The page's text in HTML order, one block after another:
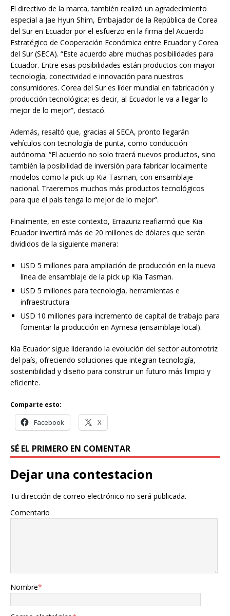
El directivo de la marca, también realizó un agradecimiento
especial a Jae Hyun Shim, Embajador de la República de Corea
del Sur en Ecuador por el esfuerzo en la firma del Acuerdo
Estratégico de Cooperación Económica entre Ecuador y Corea
del Sur (SECA). “Este acuerdo abre muchas posibilidades para
Ecuador. Entre esas posibilidades están productos con mayor
tecnología, conectividad e innovación para nuestros
consumidores. Corea del Sur es líder mundial en fabricación y
producción tecnológica; es decir, al Ecuador le va a llegar lo
mejor de lo mejor”, destacó.
Además, resaltó que, gracias al SECA, pronto llegarán
vehículos con tecnología de punta, como conducción
autónoma. “El acuerdo no solo traerá nuevos productos, sino
también la posibilidad de inversión para fabricar localmente
modelos como la pick-up Kia Tasman, con ensamblaje
nacional. Traeremos muchos más productos tecnológicos
para que el país tenga lo mejor de lo mejor”.
Finalmente, en este contexto, Errazuriz reafiarmó que Kia
Ecuador invertirá más de 20 millones de dólares que serán
divididos de la siguiente manera:
USD 5 millones para ampliación de producción en la nueva
línea de ensamblaje de la pick up Kia Tasman.
USD 5 millones para tecnología, herramientas e
infraestructura
USD 10 millones para incremento de capital de trabajo para
fomentar la producción en Aymesa (ensamblaje local).
Kia Ecuador sigue liderando la evolución del sector automotriz
del país, ofreciendo soluciones que integran tecnología,
sostenibilidad y diseño para construir un futuro más limpio y
eficiente.
Comparte esto:
Facebook X
SÉ EL PRIMERO EN COMENTAR
Dejar una contestacion
Tu dirección de correo electrónico no será publicada.
Comentario
Nombre*